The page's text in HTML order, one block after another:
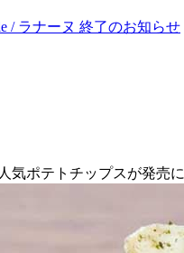
/ ラナーヌ 終了のお知らせ
気ポテトチップスが発売に